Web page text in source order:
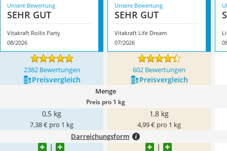
Unsere Bewertung
SEHR GUT
Vitakraft Rollis Party
08/2026
Unsere Bewertung
SEHR GUT
Vitakraft Life Dream
07/2026
2382 Bewertungen 602 Bewertungen
Preis­vergleich Preis­vergleich
Menge
Preis pro 1 kg
0,5 kg
7,38 € pro 1 kg
1,8 kg
4,99 € pro 1 kg
Darreichungsform